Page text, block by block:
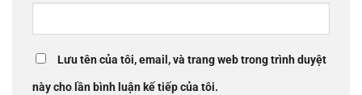
Lưu tên của tôi, email, và trang web trong trình duyệt
này cho lần bình luận kế tiếp của tôi.